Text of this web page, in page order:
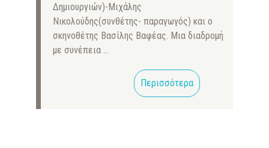
Δημιουργιών)-Μιχάλης
Νικολούδης(συνθέτης- παραγωγός) και ο
σκηνοθέτης Βασίλης Βαφέας. Μια διαδρομή
με συνέπεια …
Περισσότερα